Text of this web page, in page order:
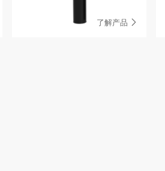
了解产品 